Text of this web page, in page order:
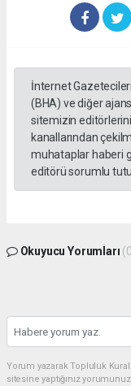
İnternet
(BHA) ve diğer
sitemizin
kanallarından
muhataplar haberi
editörü sorumlu
Okuyucu Yorumları
Yorum yazarak Topluluk
sitesine yaptığınız